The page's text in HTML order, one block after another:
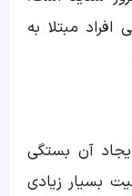
افراد مبتلا به
آن بستگی
بسیار زیادی